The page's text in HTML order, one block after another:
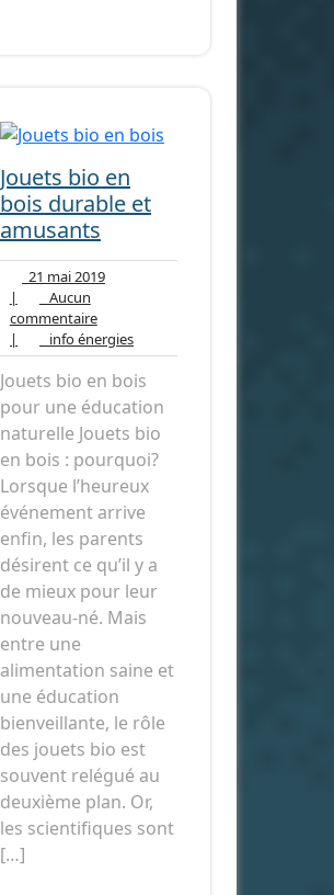
Jouets bio en
bois durable et
amusants
21 mai 201921
|
Aucun
commentaireAucun
commentaire
| info énergiesinfo
énergies
Jouets bio en bois
pour une éducation
naturelle Jouets bio
en bois : pourquoi?
Lorsque l’heureux
événement arrive
enfin, les parents
désirent ce qu’il y a
de mieux pour leur
nouveau-né. Mais
entre une
alimentation saine et
une éducation
bienveillante, le rôle
des jouets bio est
souvent relégué au
deuxième plan. Or,
les scientifiques sont
[…]